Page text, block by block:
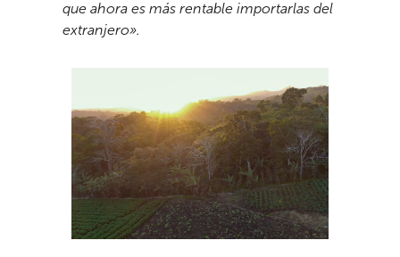
que ahora es más rentable importarlas del
extranjero».